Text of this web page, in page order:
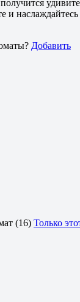
и наслаждайтесь
Добавить
(16) Только